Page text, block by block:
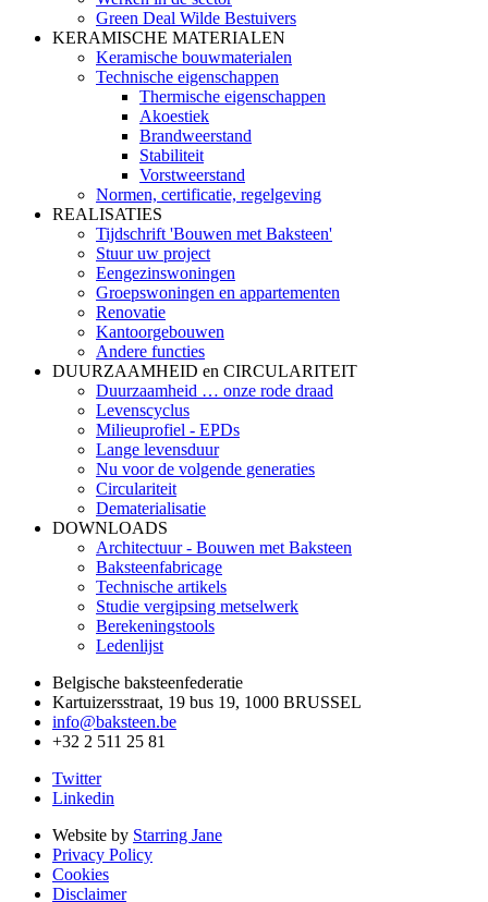
Green Deal Wilde Bestuivers
KERAMISCHE MATERIALEN
Keramische bouwmaterialen
Technische eigenschappen
Thermische eigenschappen
Akoestiek
Brandweerstand
Stabiliteit
Vorstweerstand
Normen, certificatie, regelgeving
REALISATIES
Tijdschrift 'Bouwen met Baksteen'
Stuur uw project
Eengezinswoningen
Groepswoningen en appartementen
Renovatie
Kantoorgebouwen
Andere functies
DUURZAAMHEID en CIRCULARITEIT
Duurzaamheid … onze rode draad
Levenscyclus
Milieuprofiel - EPDs
Lange levensduur
Nu voor de volgende generaties
Circulariteit
Dematerialisatie
DOWNLOADS
Architectuur - Bouwen met Baksteen
Baksteenfabricage
Technische artikels
Studie vergipsing metselwerk
Berekeningstools
Ledenlijst
Belgische baksteenfederatie
Kartuizersstraat, 19 bus 19, 1000 BRUSSEL
info@baksteen.be
+32 2 511 25 81
Twitter
Linkedin
Website by Starring Jane
Privacy Policy
Cookies
Disclaimer